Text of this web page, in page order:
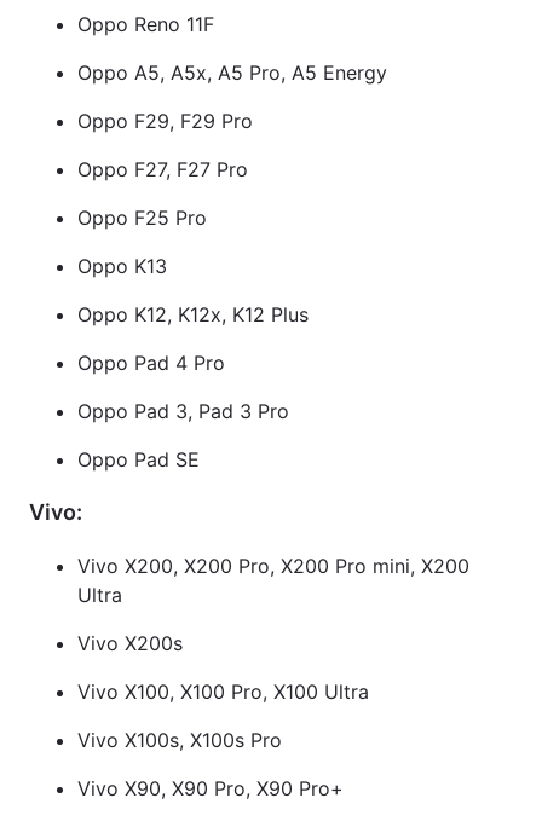
Oppo Reno 11F
Oppo A5, A5x, A5 Pro, A5 Energy
Oppo F29, F29 Pro
Oppo F27, F27 Pro
Oppo F25 Pro
Oppo K13
Oppo K12, K12x, K12 Plus
Oppo Pad 4 Pro
Oppo Pad 3, Pad 3 Pro
Oppo Pad SE
Vivo:
Vivo X200, X200 Pro, X200 Pro mini, X200
Ultra
Vivo X200s
Vivo X100, X100 Pro, X100 Ultra
Vivo X100s, X100s Pro
Vivo X90, X90 Pro, X90 Pro+